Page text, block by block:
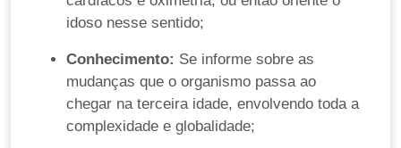
idoso nesse sentido;
Conhecimento: Se informe sobre as
mudanças que o organismo passa ao
chegar na terceira idade, envolvendo toda a
complexidade e globalidade;